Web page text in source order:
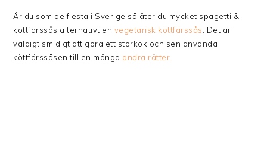
Är du som de flesta i Sverige så äter du mycket spagetti &
köttfärssås alternativt en vegetarisk köttfärssås. Det är
väldigt smidigt att göra ett storkok och sen använda
köttfärssåsen till en mängd andra rätter.